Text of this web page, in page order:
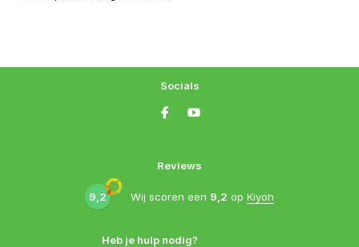
Heb je hulp nodig?
Reviews
9,2 Wij scoren een 9,2 op Kiyoh
Socials